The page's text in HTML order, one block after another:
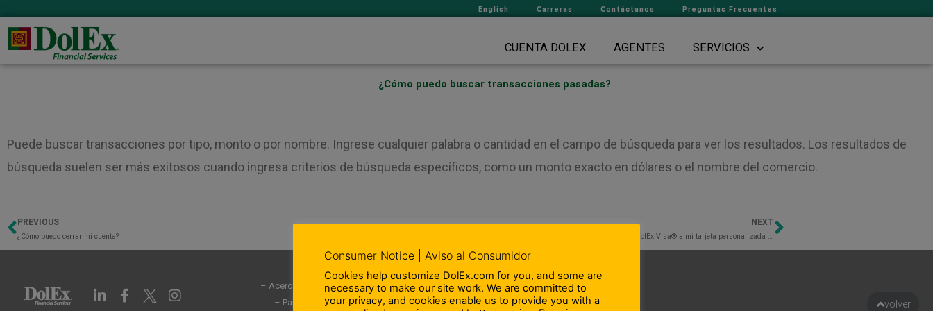
English Carreras Contáctanos Preguntas Frecuentes
CUENTA DOLEX AGENTES SERVICIOS
¿Cómo puedo buscar transacciones pasadas?
Puede buscar transacciones por tipo, monto o por nombre. Ingrese cualquier palabra o cantidad en el campo de búsqueda para ver los resultados. Los resultados de
búsqueda suelen ser más exitosos cuando ingresa criterios de búsqueda específicos, como un monto exacto en dólares o el nombre del comercio.
Previo
PREVIOUS
¿Cómo puedo cerrar mi cuenta?
NEXT
¿El dinero se transfiere automáticamente de mi tarjeta de débito temporal DolEx Visa® a mi tarjeta personalizada con chip? Next
L
i
F
a
I
n
– Acerca de Nosotros
– Participación en la comunidad
– Departamento de Cumplimiento
– Terminos y Condiciones
volver
Consumer Notice | Aviso al Consumidor
Cookies help customize DolEx.com for you, and some are
necessary to make our site work. We are committed to
your privacy, and cookies enable us to provide you with a